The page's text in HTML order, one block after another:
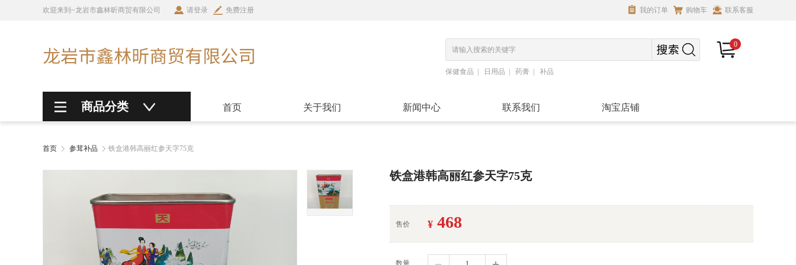
欢迎来到~龙岩市鑫林昕商贸有限公司 请登录 免费注册 我的订单 购物车 联系客服
保健食品 日用品 药膏 补品
0
商品分类 首页 关于我们 新闻中心 联系我们 淘宝店铺
首页 参茸补品 铁盒港韩高丽红参天字75克
铁盒港韩高丽红参天字75克
售价 ¥ 468
数量